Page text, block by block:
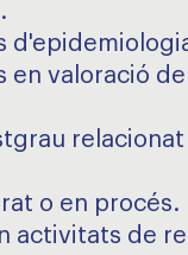
en valoració
o en procés.
activitats de